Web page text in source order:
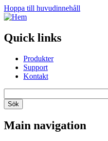
Hoppa till huvudinnehåll
Quick links
Produkter
Support
Kontakt
Main navigation